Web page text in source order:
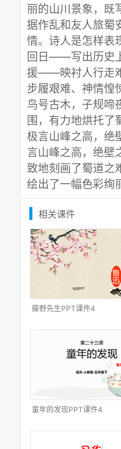
丽的山川景象，既
据作乱和友人旅蜀
情。诗人是怎样表
回日——写出历史
援——映衬人行走
步履艰难、神情
鸟号古木，子规啼
围，有力地烘托
极言山峰之高，绝
言山峰之高，绝壁
致地刻画了蜀道之
绘出了一幅色彩绚
相关课件
藤野先生PPT课件4
童年的发现PPT课件4